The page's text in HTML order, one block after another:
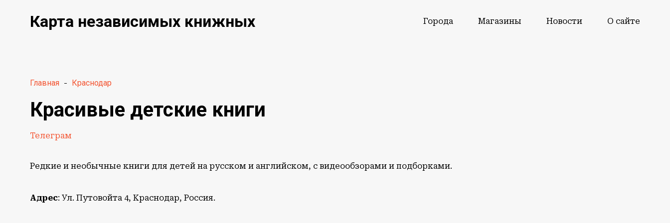
Карта независимых книжных Города Магазины Новости О сайте
Главная - Краснодар
Красивые детские книги
Телеграм
Редкие и необычные книги для детей на русском и английском, с видеообзорами и подборками.
Адрес: Ул. Путовойта 4, Краснодар, Россия.